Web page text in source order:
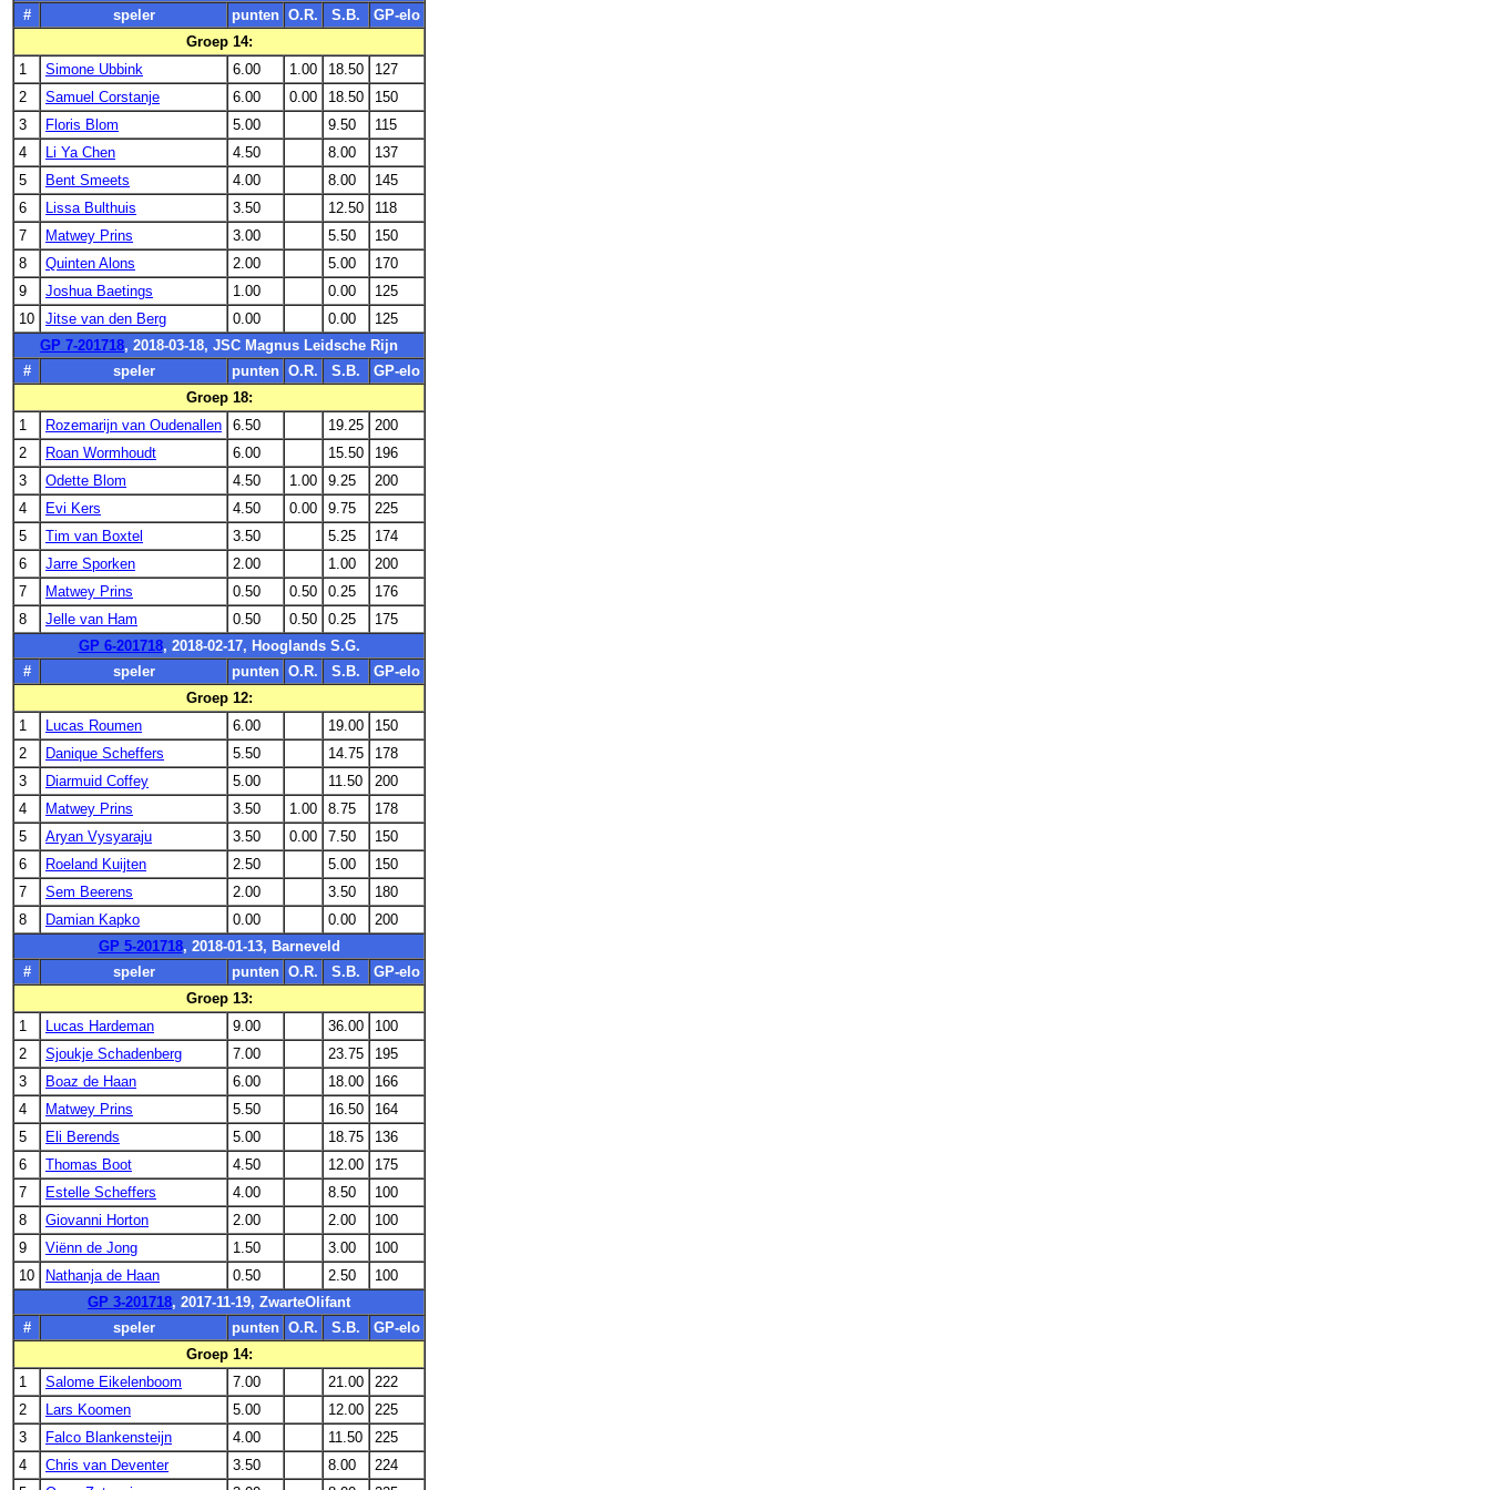
#
speler punten O.R. S.B.
GP-elo
Groep 14:
1
Simone Ubbink 6.00 1.00 18.50
127
2
Samuel Corstanje 6.00 0.00 18.50
150
3
Floris Blom 5.00 9.50
115
4
Li Ya Chen 4.50 8.00
137
5
Bent Smeets 4.00 8.00
145
6
Lissa Bulthuis 3.50 12.50
118
7
Matwey Prins 3.00 5.50
150
8
Quinten Alons 2.00 5.00
170
9
Joshua Baetings 1.00 0.00
125
10
Jitse van den Berg 0.00 0.00
125
GP 7-201718, 2018-03-18, JSC Magnus Leidsche Rijn
#
speler punten O.R. S.B.
GP-elo
Groep 18:
1
Rozemarijn van Oudenallen 6.50 19.25
200
2
Roan Wormhoudt 6.00 15.50
196
3
Odette Blom 4.50 1.00 9.25
200
4
Evi Kers 4.50 0.00 9.75
225
5
Tim van Boxtel 3.50 5.25
174
6
Jarre Sporken 2.00 1.00
200
7
Matwey Prins 0.50 0.50 0.25
176
8
Jelle van Ham 0.50 0.50 0.25
175
GP 6-201718, 2018-02-17, Hooglands S.G.
#
speler punten O.R. S.B.
GP-elo
Groep 12:
1
Lucas Roumen 6.00 19.00
150
2
Danique Scheffers 5.50 14.75
178
3
Diarmuid Coffey 5.00 11.50
200
4
Matwey Prins 3.50 1.00 8.75
178
5
Aryan Vysyaraju 3.50 0.00 7.50
150
6
Roeland Kuijten 2.50 5.00
150
7
Sem Beerens 2.00 3.50
180
8
Damian Kapko 0.00 0.00
200
GP 5-201718, 2018-01-13, Barneveld
#
speler punten O.R. S.B.
GP-elo
Groep 13:
1
Lucas Hardeman 9.00 36.00
100
2
Sjoukje Schadenberg 7.00 23.75
195
3
Boaz de Haan 6.00 18.00
166
4
Matwey Prins 5.50 16.50
164
5
Eli Berends 5.00 18.75
136
6
Thomas Boot 4.50 12.00
175
7
Estelle Scheffers 4.00 8.50
100
8
Giovanni Horton 2.00 2.00
100
9
Viënn de Jong 1.50 3.00
100
10
Nathanja de Haan 0.50 2.50
100
GP 3-201718, 2017-11-19, ZwarteOlifant
#
speler punten O.R. S.B.
GP-elo
Groep 14:
1
Salome Eikelenboom 7.00 21.00
222
2
Lars Koomen 5.00 12.00
225
3
Falco Blankensteijn 4.00 11.50
225
4
Chris van Deventer 3.50 8.00
224